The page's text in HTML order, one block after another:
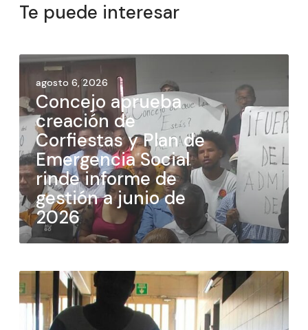
Te puede interesar
agosto 6, 2026
Concejo aprueba
creación de
Corfiestas y Plan de
Emergencia Social
rinde informe de
gestión a junio de
2026